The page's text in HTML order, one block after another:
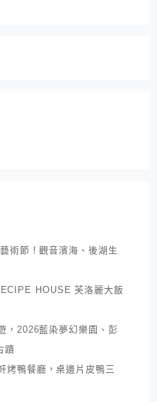
術節！觀音濱海、後湖生
HOUSE 芙洛麗大飯
，2026藍染夢幻樂園、彭
蹟
烤鴨餐廳，桌邊片皮鴨三